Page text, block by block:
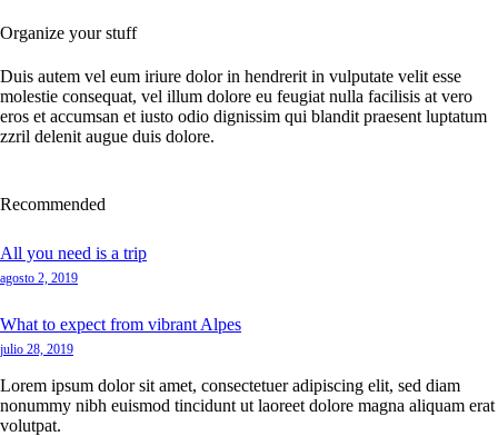
Organize your stuff
Duis autem vel eum iriure dolor in hendrerit in vulputate velit esse
molestie consequat, vel illum dolore eu feugiat nulla facilisis at vero
eros et accumsan et iusto odio dignissim qui blandit praesent luptatum
zzril delenit augue duis dolore.
Recommended
All you need is a trip
agosto 2, 2019
What to expect from vibrant Alpes
julio 28, 2019
Lorem ipsum dolor sit amet, consectetuer adipiscing elit, sed diam
nonummy nibh euismod tincidunt ut laoreet dolore magna aliquam erat
volutpat.